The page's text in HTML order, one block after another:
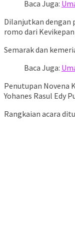
Baca Juga:
Dilanjutkan dengan
romo dari
Semarak dan
Baca Juga:
Penutupan Novena
Yohanes Rasul Edy
Rangkaian acara